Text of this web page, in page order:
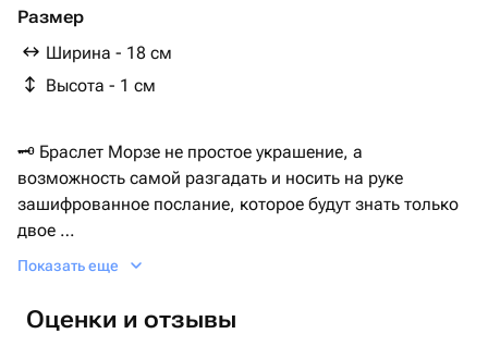
Размер
Ширина - 18 см
Высота - 1 см
🗝️ Браслет Морзе не простое украшение, а
возможность самой разгадать и носить на руке
зашифрованное послание, которое будут знать только
двое
В браслете зашифрована фраза «Я тебя люблю».
серебристого цвета на ювелирном тросике. Для
женщин гематит может стать источником внутренней
Показать еще
Оценки и отзывы